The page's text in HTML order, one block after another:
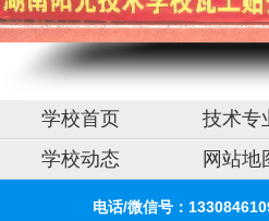
学校首页 技术专
学校动态
网站地
电话/微信号：